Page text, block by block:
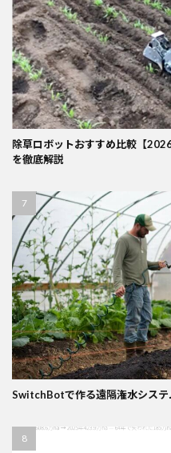
除草ロボットおすすめ比較【
を徹底解説
SwitchBotで作る遠隔潅水シス